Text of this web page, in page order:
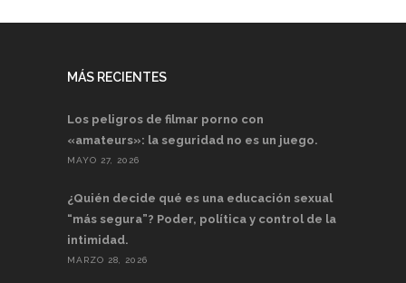
MÁS RECIENTES
Los peligros de filmar porno con
«amateurs»: la seguridad no es un juego.
MAYO 27, 2026
¿Quién decide qué es una educación sexual
“más segura”? Poder, política y control de la
intimidad.
MARZO 28, 2026